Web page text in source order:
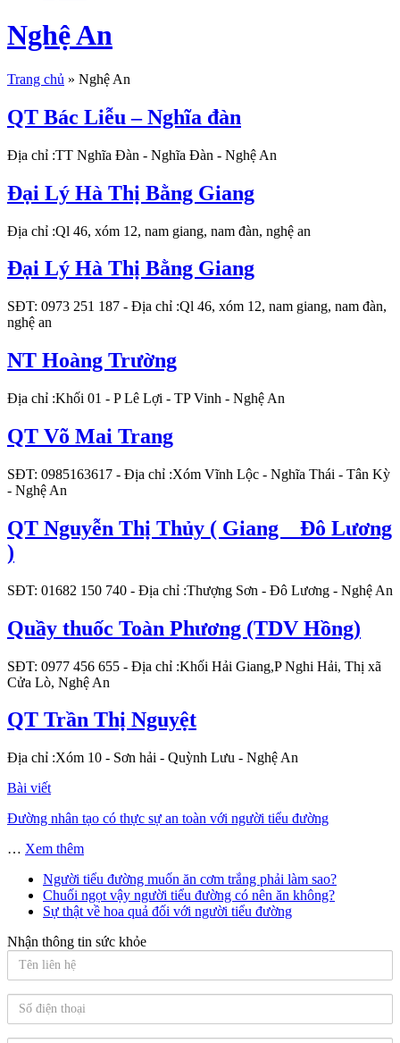
Nghệ An
Trang chủ » Nghệ An
QT Bác Liễu – Nghĩa đàn
Địa chỉ :TT Nghĩa Đàn - Nghĩa Đàn - Nghệ An
Đại Lý Hà Thị Bằng Giang
Địa chỉ :Ql 46, xóm 12, nam giang, nam đàn, nghệ an
Đại Lý Hà Thị Bằng Giang
SĐT: 0973 251 187 - Địa chỉ :Ql 46, xóm 12, nam giang, nam đàn,
nghệ an
NT Hoàng Trường
Địa chỉ :Khối 01 - P Lê Lợi - TP Vinh - Nghệ An
QT Võ Mai Trang
SĐT: 0985163617 - Địa chỉ :Xóm Vĩnh Lộc - Nghĩa Thái - Tân Kỳ
- Nghệ An
QT Nguyễn Thị Thủy ( Giang _ Đô Lương
)
SĐT: 01682 150 740 - Địa chỉ :Thượng Sơn - Đô Lương - Nghệ An
Quầy thuốc Toàn Phương (TDV Hồng)
SĐT: 0977 456 655 - Địa chỉ :Khối Hải Giang,P Nghi Hải, Thị xã
Cửa Lò, Nghệ An
QT Trần Thị Nguyệt
Địa chỉ :Xóm 10 - Sơn hải - Quỳnh Lưu - Nghệ An
Bài viết
Đường nhân tạo có thực sự an toàn với người tiểu đường
… Xem thêm
Người tiểu đường muốn ăn cơm trắng phải làm sao?
Chuối ngọt vậy người tiểu đường có nên ăn không?
Sự thật về hoa quả đối với người tiểu đường
Nhận thông tin sức khỏe